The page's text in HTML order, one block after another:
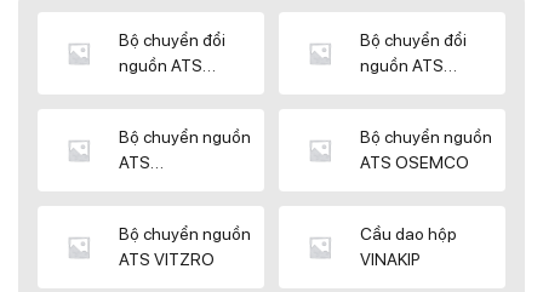
Bộ chuyển đổi
nguồn ATS
Bộ chuyển đổi
nguồn ATS
Bộ chuyển nguồn
ATS
Bộ chuyển nguồn
ATS OSEMCO
Bộ chuyển nguồn
ATS VITZRO
Cầu dao hộp
VINAKIP